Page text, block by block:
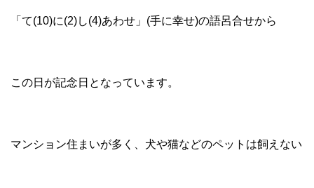
「て(10)に(2)し(4)あわせ」(手に幸せ)の語呂合せから
この日が記念日となっています。
マンション住まいが多く、犬や猫などのペットは飼えない